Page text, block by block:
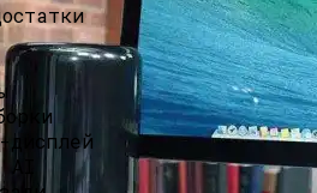
Строительство Под Ключ –
И Экологичность
дисплей